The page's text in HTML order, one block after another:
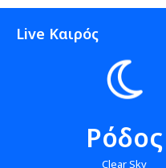
Live Καιρός
Ρόδος
Clear Sky